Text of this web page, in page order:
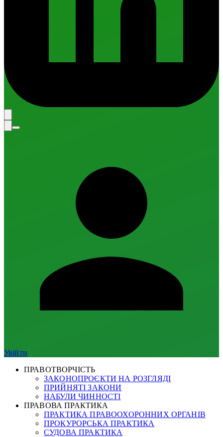
Увійти
ПРАВОТВОРЧІСТЬ
ЗАКОНОПРОЄКТИ НА РОЗГЛЯДІ
ПРИЙНЯТІ ЗАКОНИ
НАБУЛИ ЧИННОСТІ
ПРАВОВА ПРАКТИКА
ПРАКТИКА ПРАВООХОРОННИХ ОРГАНІВ
ПРОКУРОРСЬКА ПРАКТИКА
СУДОВА ПРАКТИКА